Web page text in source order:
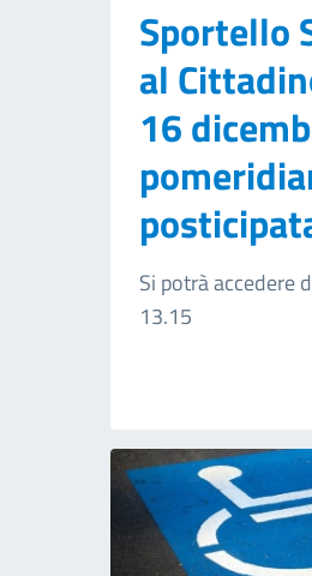
Sportello
al
16
Si potrà accedere
13.15